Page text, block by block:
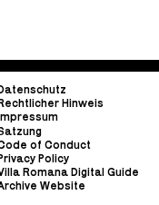
Hinweis
of Conduct
Policy
Romana Digital Guide
Website